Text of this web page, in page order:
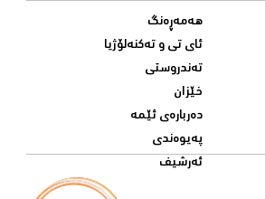
هەمەڕەنگ
ئای تی و تەکنەلۆژیا
تەندروستی
خێزان
دەربارەی ئێمە
پەیوەندی
ئەرشیف